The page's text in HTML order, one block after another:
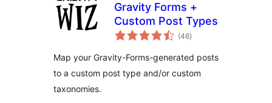
Gravity Forms +
Custom Post Types
(46wszystkich
ocen
)
Map your Gravity-Forms-generated posts
to a custom post type and/or custom
taxonomies.